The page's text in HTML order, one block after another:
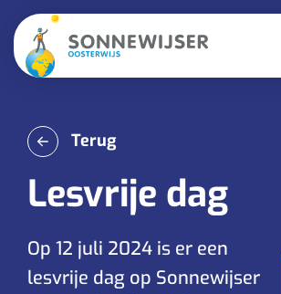
Terug
Lesvrije dag
Op 12 juli 2024 is er een
lesvrije dag op Sonnewijser